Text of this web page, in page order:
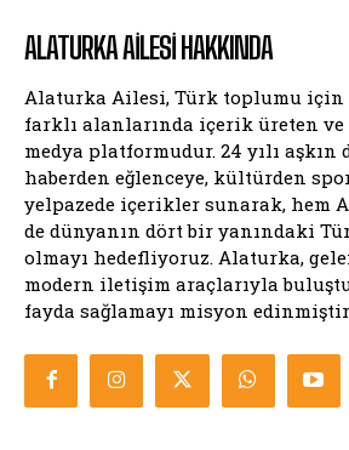
ALATURKA AILESI HAKKINDA
Alaturka Ailesi, Türk toplumu için
farklı alanlarında içerik üreten
medya platformudur. 24 yılı
haberden eğlenceye, kültürden
yelpazede içerikler sunarak, hem
de dünyanın dört bir yanındaki
olmayı hedefliyoruz. Alaturka,
modern iletişim araçlarıyla
fayda sağlamayı misyon